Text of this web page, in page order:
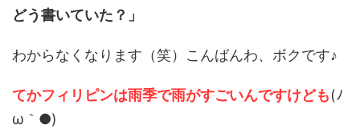
どう書いていた？」
わからなくなります（笑）こんばんわ、ボクです♪
てかフィリピンは雨季で雨がすごいんですけども(ﾉ
ω｀●)